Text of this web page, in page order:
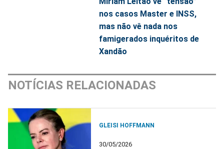
nos casos Master e INSS,
mas não vê nada nos
famigerados inquéritos de
Xandão
NOTÍCIAS RELACIONADAS
GLEISI HOFFMANN
30/05/2026